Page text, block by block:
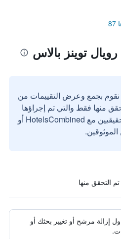
توينز بالاس
نقوم بجمع وعرض التقييمات من
منها فقط والتي تم إجراؤها
بواسطة مستخدمين حقيقيين مع HotelsCombined أو
إزالة مرشح أو تغيير بحثك أو